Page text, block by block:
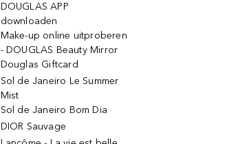
DOUGLAS APP
downloaden
Make-up online uitproberen
- DOUGLAS Beauty Mirror
Douglas Giftcard
Sol de Janeiro Le Summer
Mist
Sol de Janeiro Bom Dia
DIOR Sauvage